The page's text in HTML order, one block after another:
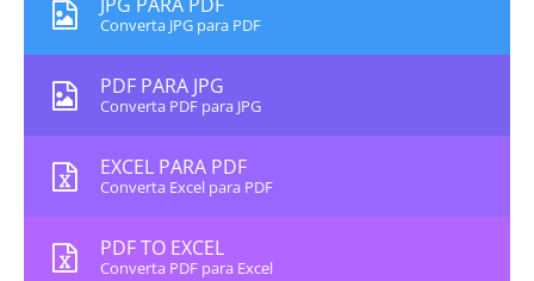
Converta JPG para PDF
PDF PARA JPG
Converta PDF para JPG
EXCEL PARA PDF
Converta Excel para PDF
PDF TO EXCEL
Converta PDF para Excel